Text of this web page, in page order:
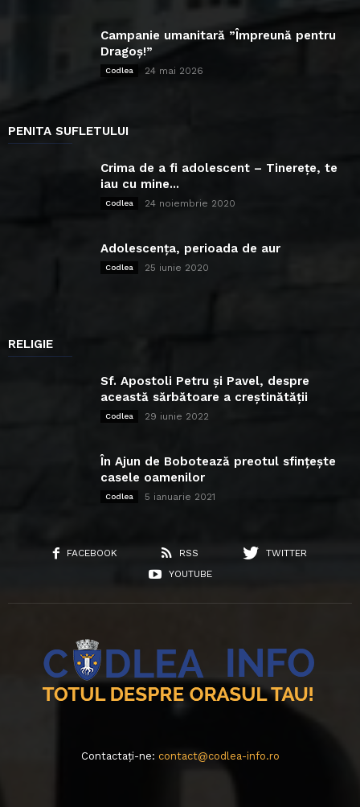
Campanie umanitară ”Împreună pentru
Dragoș!”
Codlea 24 mai 2026
PENITA SUFLETULUI
Crima de a fi adolescent – Tinerețe, te
iau cu mine...
Codlea 24 noiembrie 2020
Adolescența, perioada de aur
Codlea 25 iunie 2020
RELIGIE
Sf. Apostoli Petru și Pavel, despre
această sărbătoare a creștinătății
Codlea 29 iunie 2022
În Ajun de Bobotează preotul sfințește
casele oamenilor
Codlea 5 ianuarie 2021
FACEBOOK RSS
TWITTER
YOUTUBE
Contactați-ne: contact@codlea-info.ro